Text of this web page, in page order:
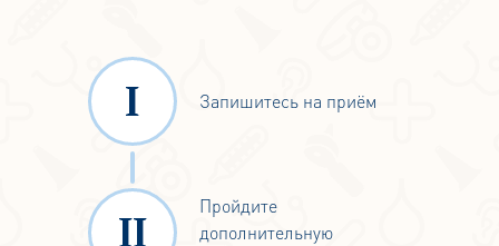
Запишитесь на приём
Пройдите
дополнительную